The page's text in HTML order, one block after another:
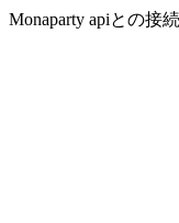
Monaparty apiとの接